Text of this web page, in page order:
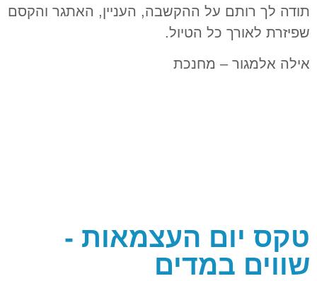
תודה לך רותם על ההקשבה, העניין, האתגר והקסם
שפיזרת לאורך כל הטיול.
אילה אלמגור – מחנכת
טקס יום העצמאות -
שווים במדים